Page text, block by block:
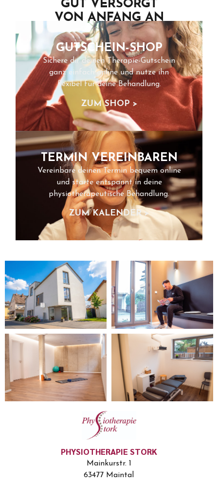
GUT VERSORGT
VON ANFANG AN
GUTSCHEIN-SHOP
Sichere dir deinen Therapie-Gutschein
ganz einfach online und nutze ihn
flexibel für deine Behandlung.
ZUM SHOP >
TERMIN VEREINBAREN
Vereinbare deinen Termin bequem online
und starte entspannt in deine
physiotherapeutische Behandlung.
ZUM KALENDER >
PHYSIOTHERAPIE STORK
Mainkurstr. 1
63477 Maintal